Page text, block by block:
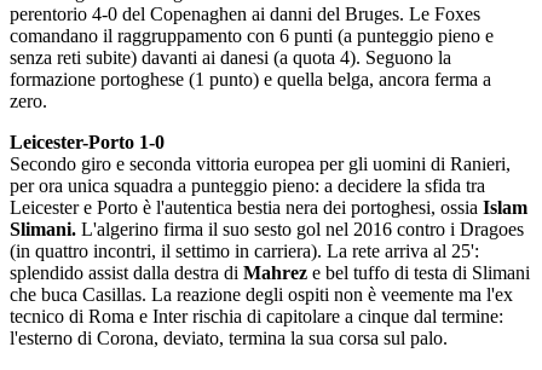
perentorio 4-0 del Copenaghen ai danni del Bruges. Le Foxes
comandano il raggruppamento con 6 punti (a punteggio pieno e
senza reti subite) davanti ai danesi (a quota 4). Seguono la
formazione portoghese (1 punto) e quella belga, ancora ferma a
zero.
Leicester-Porto 1-0
Secondo giro e seconda vittoria europea per gli uomini di Ranieri,
per ora unica squadra a punteggio pieno: a decidere la sfida tra
Leicester e Porto è l'autentica bestia nera dei portoghesi, ossia Islam
Slimani. L'algerino firma il suo sesto gol nel 2016 contro i Dragoes
(in quattro incontri, il settimo in carriera). La rete arriva al 25':
splendido assist dalla destra di Mahrez e bel tuffo di testa di Slimani
che buca Casillas. La reazione degli ospiti non è veemente ma l'ex
tecnico di Roma e Inter rischia di capitolare a cinque dal termine:
l'esterno di Corona, deviato, termina la sua corsa sul palo.